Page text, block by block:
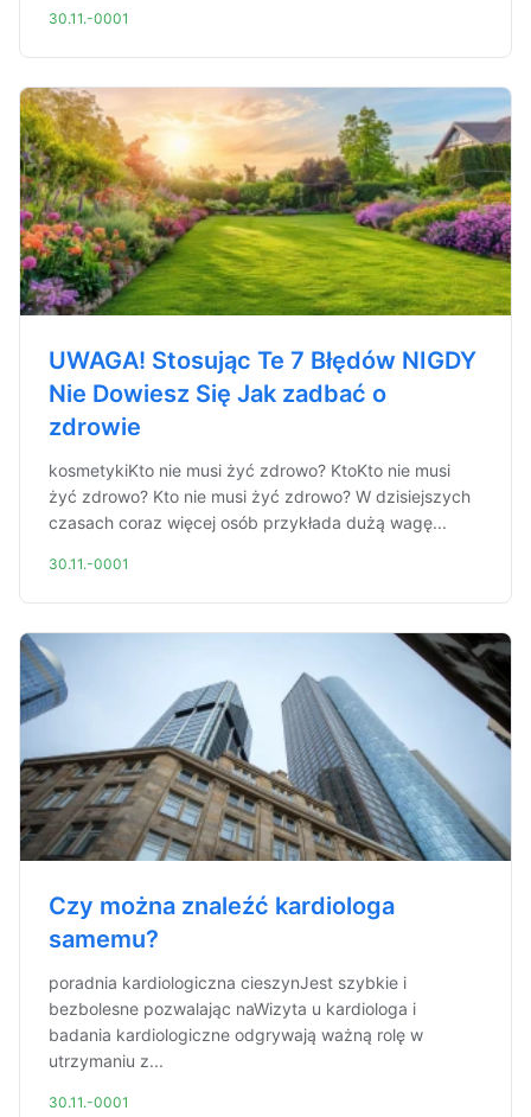
30.11.-0001
UWAGA! Stosując Te 7 Błędów NIGDY
Nie Dowiesz Się Jak zadbać o
zdrowie
kosmetykiKto nie musi żyć zdrowo? KtoKto nie musi
żyć zdrowo? Kto nie musi żyć zdrowo? W dzisiejszych
czasach coraz więcej osób przykłada dużą wagę...
30.11.-0001
Czy można znaleźć kardiologa
samemu?
poradnia kardiologiczna cieszynJest szybkie i
bezbolesne pozwalając naWizyta u kardiologa i
badania kardiologiczne odgrywają ważną rolę w
utrzymaniu z...
30.11.-0001